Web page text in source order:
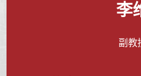
李
副教